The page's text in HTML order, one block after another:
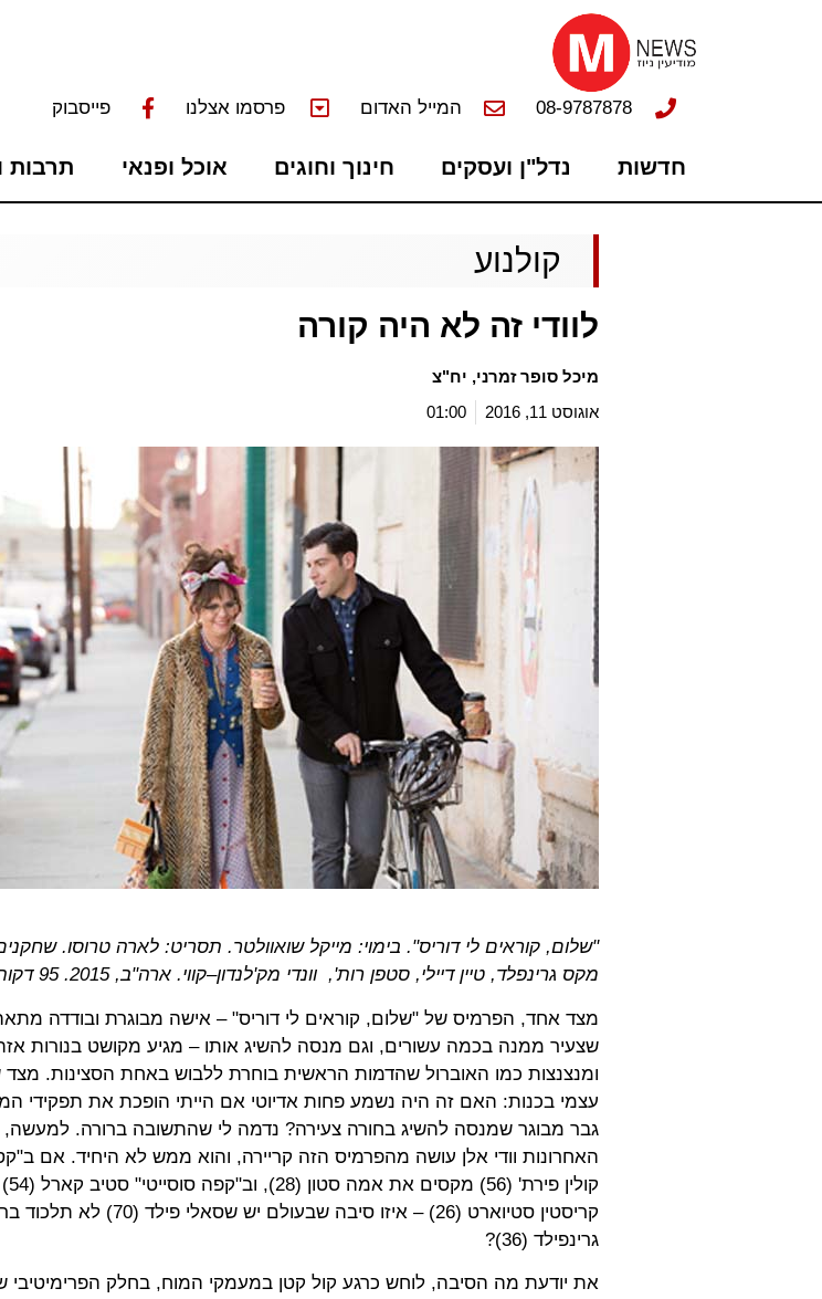
08-9787878 המייל האדום פרסמו אצלנו פייסבוק
חדשות נדל"ן ועסקים חינוך וחוגים אוכל ופנאי תרבות
קולנוע
לוודי זה לא היה קורה
מיכל סופר זמרני, יח"צ
אוגוסט 11, 2016
01:00
"שלום, קוראים לי דוריס". בימוי: מייקל שואוולטר. תסריט: לארה טרוסו.
מקס גרינפלד, טיין דיילי, סטפן רות', וונדי מק'לנדון–קווי. ארה"ב,2015
.
95
מצד אחד, הפרמיס של "שלום, קוראים לי דוריס" – אישה מבוגרת ובודדה
שצעיר ממנה בכמה עשורים, וגם מנסה להשיג אותו – מגיע מקושט בנורות
ומנצנצות כמו האוברול שהדמות הראשית בוחרת ללבוש באחת הסצינות.
עצמי בכנות: האם זה היה נשמע פחות אדיוטי אם הייתי הופכת את תפקידי
גבר מבוגר שמנסה להשיג בחורה צעירה? נדמה לי שהתשובה ברורה. למעשה,
האחרונות וודי אלן עושה מהפרמיס הזה קריירה, והוא ממש לא היחיד. אם
קולין פירת' (56) מקסים את אמה סטון (28), וב"קפה סוסייטי" סטיב קארל (54
קריסטין סטיוארט (26) – איזו סיבה שבעולם יש שסאלי פילד (70) לא תלכוד
גרינפילד (36
)?
את יודעת מה הסיבה, לוחש כרגע קול קטן במעמקי המוח, בחלק הפרימיטיבי